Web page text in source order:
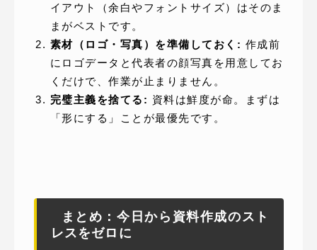
イアウト（余白やフォントサイズ）はそのま
まがベストです。
素材（ロゴ・写真）を準備しておく: 作成前
にロゴデータと代表者の顔写真を用意してお
くだけで、作業が止まりません。
完璧主義を捨てる: 資料は鮮度が命。まずは
「形にする」ことが最優先です。
まとめ：今日から資料作成のスト
レスをゼロに